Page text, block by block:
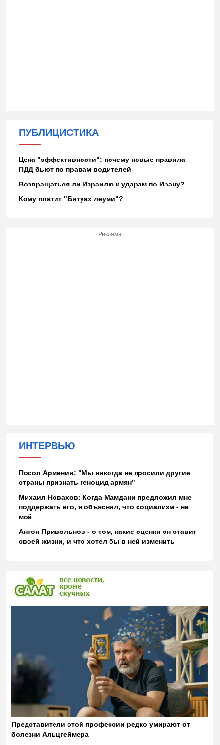
ПУБЛИЦИСТИКА
Цена "эффективности": почему новые правила
ПДД бьют по правам водителей
Возвращаться ли Израилю к ударам по Ирану?
Кому платит "Битуах леуми"?
Реклама
ИНТЕРВЬЮ
Посол Армении: "Мы никогда не просили другие
страны признать геноцид армян"
Михаил Новахов: Когда Мамдани предложил мне
поддержать его, я объяснил, что социализм - не
моё
Антон Привольнов - о том, какие оценки он ставит
своей жизни, и что хотел бы в ней изменить